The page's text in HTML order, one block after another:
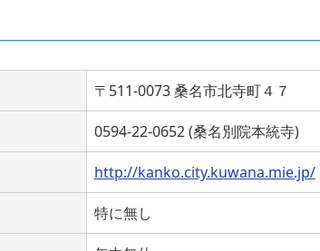
〒511-0073 桑名市北寺町４７
0594-22-0652 (桑名別院本統寺)
http://kanko.city.kuwana.mie.jp/
特に無し